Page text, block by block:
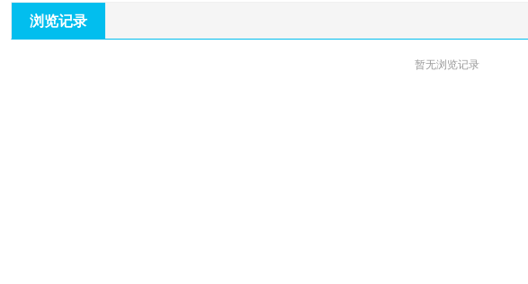
浏览记录
暂无浏览记录